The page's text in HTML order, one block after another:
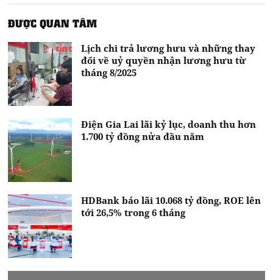
ĐƯỢC QUAN TÂM
Lịch chi trả lương hưu và những thay
đổi về uỷ quyền nhận lương hưu từ
tháng 8/2025
Điện Gia Lai lãi kỷ lục, doanh thu hơn
1.700 tỷ đồng nửa đầu năm
HDBank báo lãi 10.068 tỷ đồng, ROE lên
tới 26,5% trong 6 tháng